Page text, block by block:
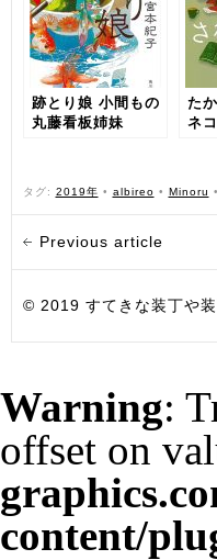
跡とり娘 小間もの
丸藤看板姉妹
た
ネコ
タグ: 2019年 • albireo • Minoru •
Previous article
© 2019 すてきな装丁や
Warning:
offset on
content/